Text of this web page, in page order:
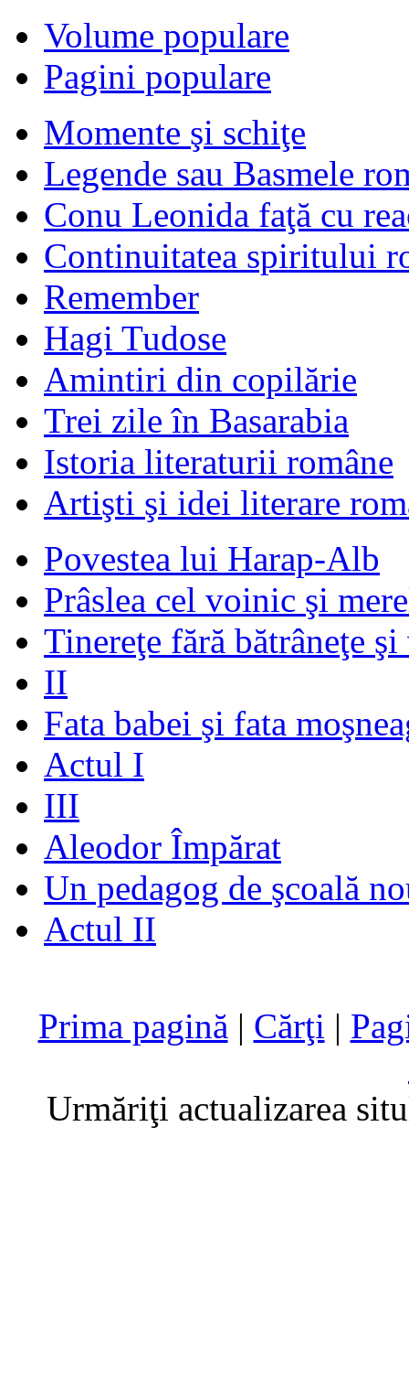
Volume populare
Pagini populare
Momente şi schiţe
Legende sau Basmele
Conu Leonida faţă cu
Continuitatea spiritului
Remember
Hagi Tudose
Amintiri din copilărie
Trei zile în Basarabia
Istoria literaturii române
Artişti şi idei literare
Povestea lui Harap-Alb
Prâslea cel voinic şi
Tinereţe fără bătrâneţe
II
Fata babei şi fata
Actul I
III
Aleodor Împărat
Un pedagog de şcoală
Actul II
Prima pagină | Cărţi |
Urmăriţi actualizarea